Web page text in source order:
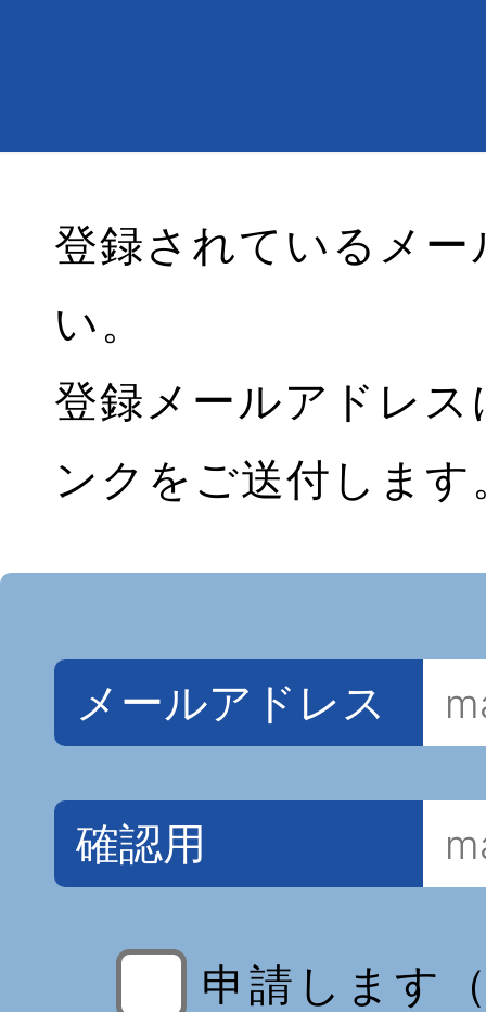
登録されているメ
い。
登録メールアドレ
ンクをご送付します
メールアドレス
確認用
申請します